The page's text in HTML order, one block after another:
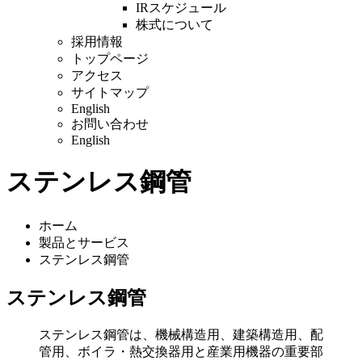
IRスケジュール
株式について
採用情報
トップページ
アクセス
サイトマップ
English
お問い合わせ
English
ステンレス鋼管
ホーム
製品とサービス
ステンレス鋼管
ステンレス鋼管
ステンレス鋼管は、機械構造用、建築構造用、配
管用、ボイラ・熱交換器用と産業用機器の重要部